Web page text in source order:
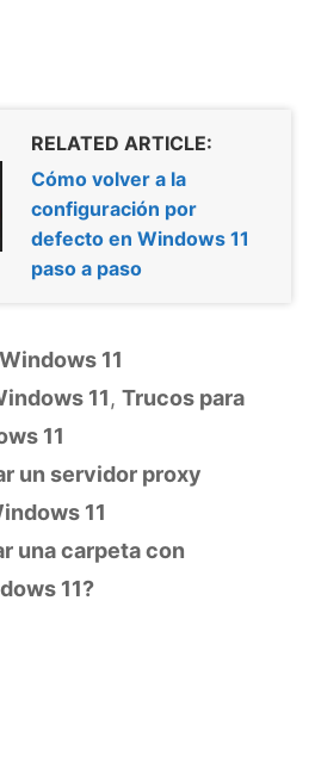
RELATED ARTICLE:
Cómo volver a la
configuración por
defecto en Windows 11
paso a paso
11
11, Trucos para
11
un servidor proxy
11
una carpeta con
11?